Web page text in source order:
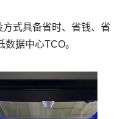
式具备省时、省钱、省
据中心TCO。